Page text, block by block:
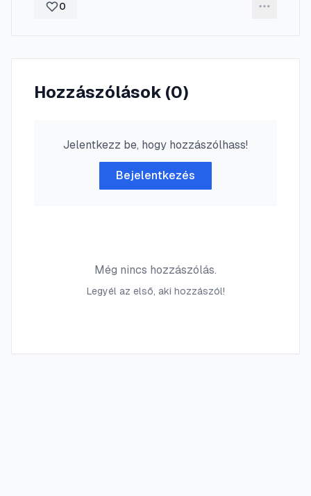
0
Hozzászólások (0)
Jelentkezz be, hogy hozzászólhass!
Bejelentkezés
Még nincs hozzászólás.
Legyél az első, aki hozzászól!